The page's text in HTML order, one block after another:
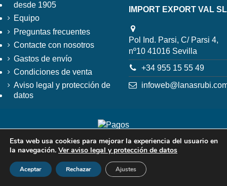
desde 1905
Equipo
Preguntas frecuentes
Contacte con nosotros
Gastos de envío
Condiciones de venta
Aviso legal y protección de
datos
IMPORT EXPORT VAL SL
Pol Ind. Parsi, C/ Parsi 4,
nº10 41016 Sevilla
+34 955 15 55 49
Esta web usa cookies para mejorar la experiencia del usuario en
la navegación. Ver aviso legal y protección de datos
Aceptar Rechazar Ajustes